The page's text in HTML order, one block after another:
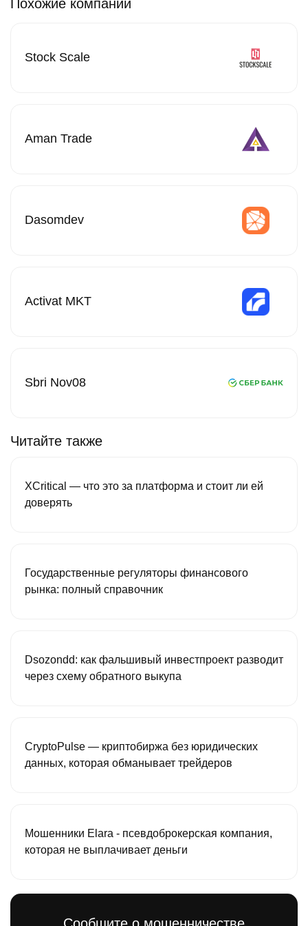
Похожие компании
Stock Scale
Aman Trade
Dasomdev
Activat MKT
Sbri Nov08
Читайте также
XCritical — что это за платформа и стоит ли ей
доверять
Государственные регуляторы финансового
рынка: полный справочник
Dsozondd: как фальшивый инвестпроект разводит
через схему обратного выкупа
CryptoPulse — криптобиржа без юридических
данных, которая обманывает трейдеров
Мошенники Elara - псевдоброкерская компания,
которая не выплачивает деньги